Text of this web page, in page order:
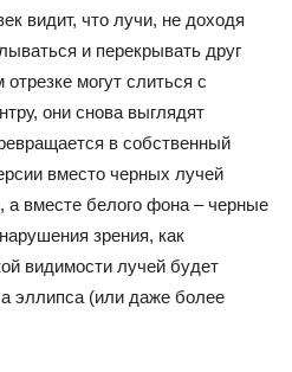
видит, что лучи, не доходя
и перекрывать друг
отрезке могут слиться с
они снова выглядят
в собственный
вместо черных лучей
вместе белого фона – черные
зрения, как
видимости лучей будет
эллипса (или даже более